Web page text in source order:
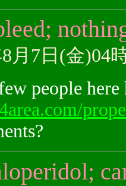
8月7日(金)04
people here